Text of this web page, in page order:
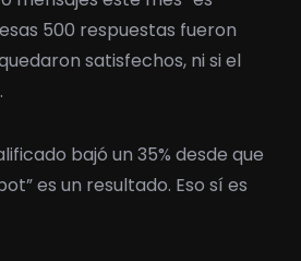
500 respuestas fueron
satisfechos, ni si el
bajó un 35% desde que
es un resultado. Eso sí es